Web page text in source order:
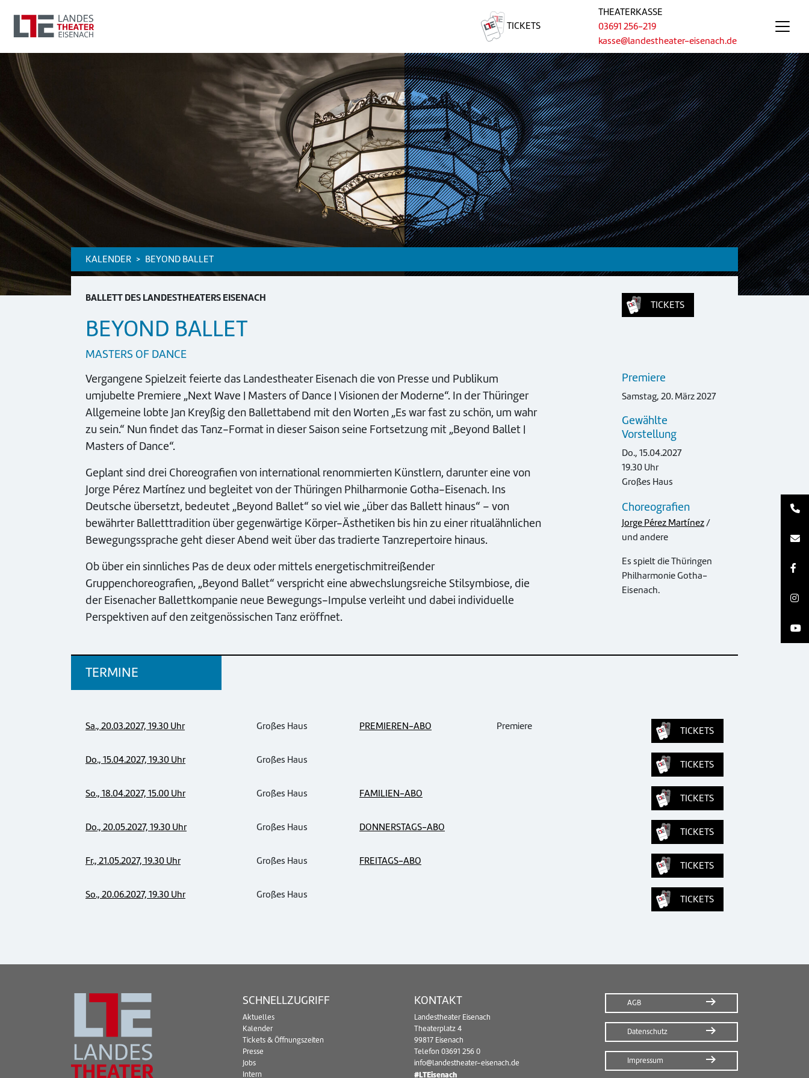
TICKETS
THEATERKASSE
03691 256-219
kasse@landestheater-eisenach.de
KALENDER BEYOND BALLET
BALLETT DES LANDESTHEATERS EISENACH
BEYOND BALLET
MASTERS OF DANCE
TICKETS
Vergangene Spielzeit feierte das Landestheater Eisenach die von Presse und Publikum
umjubelte Premiere „Next Wave | Masters of Dance | Visionen der Moderne“. In der Thüringer
Allgemeine lobte Jan Kreyßig den Ballettabend mit den Worten „Es war fast zu schön, um wahr
zu sein.“ Nun findet das Tanz-Format in dieser Saison seine Fortsetzung mit „Beyond Ballet |
Masters of Dance“.
Geplant sind drei Choreografien von international renommierten Künstlern, darunter eine von
Jorge Pérez Martínez und begleitet von der Thüringen Philharmonie Gotha-Eisenach. Ins
Deutsche übersetzt, bedeutet „Beyond Ballet“ so viel wie „über das Ballett hinaus“ – von
bewährter Balletttradition über gegenwärtige Körper-Ästhetiken bis hin zu einer ritualähnlichen
Bewegungssprache geht dieser Abend weit über das tradierte Tanzrepertoire hinaus.
Ob über ein sinnliches Pas de deux oder mittels energetischmitreißender
Gruppenchoreografien, „Beyond Ballet“ verspricht eine abwechslungsreiche Stilsymbiose, die
der Eisenacher Ballettkompanie neue Bewegungs-Impulse verleiht und dabei individuelle
Perspektiven auf den zeitgenössischen Tanz eröffnet.
Premiere
Samstag, 20. März 2027
Gewählte
Vorstellung
Do., 15.04.2027
19.30 Uhr
Großes Haus
Choreografien
Jorge Pérez Martínez/
und andere
Es spielt die Thüringen
Philharmonie Gotha-
Eisenach.
TERMINE
Sa., 20.03.2027, 19.30 Uhr Großes Haus PREMIEREN-ABO Premiere TICKETS
Do., 15.04.2027, 19.30 Uhr Großes Haus TICKETS
So., 18.04.2027, 15.00 Uhr Großes Haus FAMILIEN-ABO TICKETS
Do., 20.05.2027, 19.30 Uhr Großes Haus DONNERSTAGS-ABO TICKETS
Fr., 21.05.2027, 19.30 Uhr Großes Haus FREITAGS-ABO TICKETS
So., 20.06.2027, 19.30 Uhr Großes Haus TICKETS
SCHNELLZUGRIFF
Aktuelles
Kalender
Tickets & Öffnungszeiten
Presse
Jobs
Intern
KONTAKT
Landestheater Eisenach
Theaterplatz 4
99817 Eisenach
Telefon 03691 256 0
info@landestheater-eisenach.de
#LTEisenach
AGB
Datenschutz
Impressum